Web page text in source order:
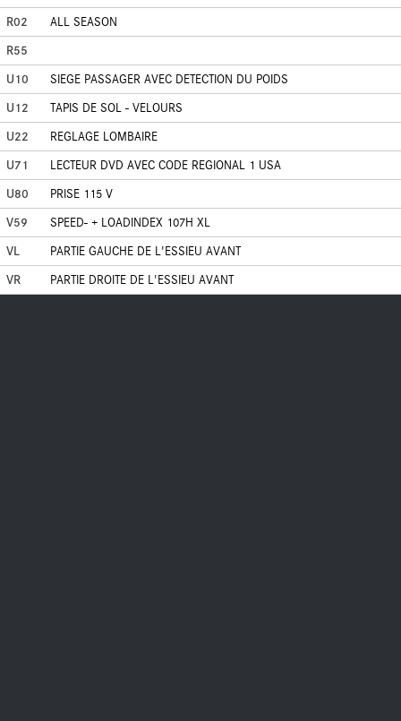
R02
ALL SEASON
R55
U10
SIEGE PASSAGER AVEC DETECTION DU POIDS
U12
TAPIS DE SOL - VELOURS
U22
REGLAGE LOMBAIRE
U71
LECTEUR DVD AVEC CODE REGIONAL 1 USA
U80
PRISE 115 V
V59
SPEED- + LOADINDEX 107H XL
VL
PARTIE GAUCHE DE L'ESSIEU AVANT
VR
PARTIE DROITE DE L'ESSIEU AVANT